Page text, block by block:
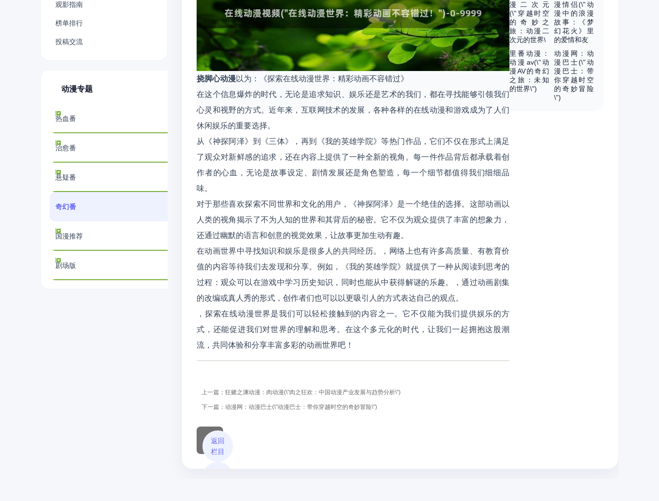
观影指南
榜单排行
投稿交流
动漫专题
热血番
治愈番
悬疑番
奇幻番
国漫推荐
剧场版
挠脚心动漫 以为：《探索在线动漫世界：精彩动画不容错过》
在这个信息爆炸的时代，无论是追求知识、娱乐还是艺术的我们，都在寻找能够引领我们
心灵和视野的方式。近年来，互联网技术的发展，各种各样的在线动漫和游戏成为了人们
休闲娱乐的重要选择。
从《神探阿泽》到《三体》，再到《我的英雄学院》等热门作品，它们不仅在形式上满足
了观众对新鲜感的追求，还在内容上提供了一种全新的视角。每一件作品背后都承载着创
作者的心血，无论是故事设定、剧情发展还是角色塑造，每一个细节都值得我们细细品
味。
对于那些喜欢探索不同世界和文化的用户，《神探阿泽》是一个绝佳的选择。这部动画以
人类的视角揭示了不为人知的世界和其背后的秘密。它不仅为观众提供了丰富的想象力，
还通过幽默的语言和创意的视觉效果，让故事更加生动有趣。
在动画世界中寻找知识和娱乐是很多人的共同经历。，网络上也有许多高质量、有教育价
值的内容等待我们去发现和分享。例如，《我的英雄学院》就提供了一种从阅读到思考的
过程：观众可以在游戏中学习历史知识，同时也能从中获得解谜的乐趣。，通过动画剧集
的改编或真人秀的形式，创作者们也可以以更吸引人的方式表达自己的观点。
，探索在线动漫世界是我们可以轻松接触到的内容之一。它不仅能为我们提供娱乐的方
式，还能促进我们对世界的理解和思考。在这个多元化的时代，让我们一起拥抱这股潮
流，共同体验和分享丰富多彩的动画世界吧！
漫二次元
(\"穿越时空
的奇妙之
旅：动漫二
次元的世界\
漫情侣(\"动
漫中的浪漫
故事：《梦
幻花火》里
的爱情和友
里番动漫：
动漫av(\"动
漫AV的奇幻
之旅：未知
的世界\")
动漫网：动
漫巴士(\"动
漫巴士：带
你穿越时空
的奇妙冒险
\")
上一篇：狂赌之渊动漫：肉动漫(\"肉之狂欢：中国动漫产业发展与趋势分析\")
下一篇：动漫网：动漫巴士(\"动漫巴士：带你穿越时空的奇妙冒险\")
返回
栏目